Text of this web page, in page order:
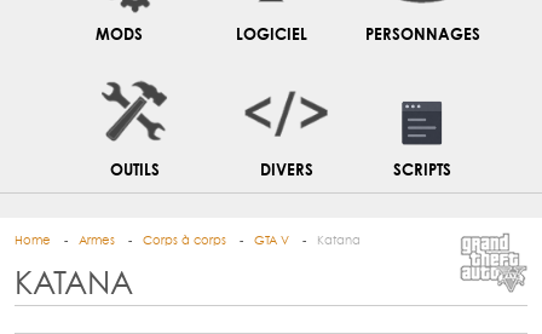
MODS LOGICIEL PERSONNAGES
OUTILS DIVERS SCRIPTS
Home Armes Corps à corps GTA V Katana
KATANA